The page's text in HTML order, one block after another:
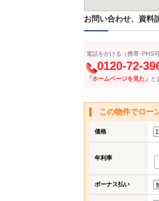
お問い合わせ、資料
電話をかける（携帯･PHS可
0120-72-
「ホームページを見た」 と
この物件でロー
価格
年利率
ボーナス払い